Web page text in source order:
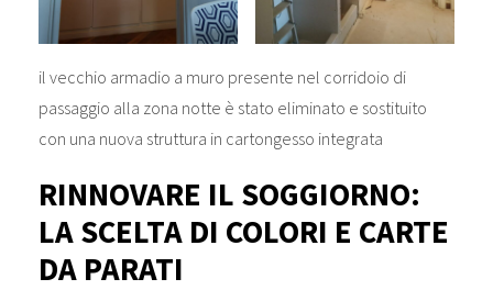
il vecchio armadio a muro presente nel corridoio di
passaggio alla zona notte è stato eliminato e sostituito
con una nuova struttura in cartongesso integrata
RINNOVARE IL SOGGIORNO:
LA SCELTA DI COLORI E CARTE
DA PARATI